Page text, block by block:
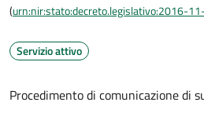
(urn:nir:stato:decreto.legislativo:2016-
Servizio attivo
Procedimento di comunicazione di